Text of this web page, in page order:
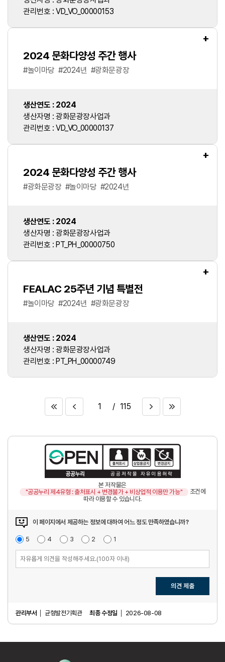
관리번호 : VD_VO_00000153
+
2024 문화다양성 주간 행사
#놀이마당 #2024년 #광화문광장
생산연도 : 2024
생산자명 : 광화문광장사업과
관리번호 : VD_VO_00000137
+
2024 문화다양성 주간 행사
#광화문광장 #놀이마당 #2024년
생산연도 : 2024
생산자명 : 광화문광장사업과
관리번호 : PT_PH_00000750
+
FEALAC 25주년 기념 특별전
#놀이마당 #2024년 #광화문광장
생산연도 : 2024
생산자명 : 광화문광장사업과
관리번호 : PT_PH_00000749
1 / 115
본 저작물은
"공공누리 제4유형 : 출처표시 + 변경불가 + 비상업적 이용만 가능"
조건에
따라 이용할 수 있습니다.
이 페이지에서 제공하는 정보에 대하여 어느 정도 만족하였습니까?
매
만
족
5
만
4
보
3
불
족
2
매
불
만
족
1
의견 제출
관리부서 균형발전기획관 최종 수정일 2026-08-08